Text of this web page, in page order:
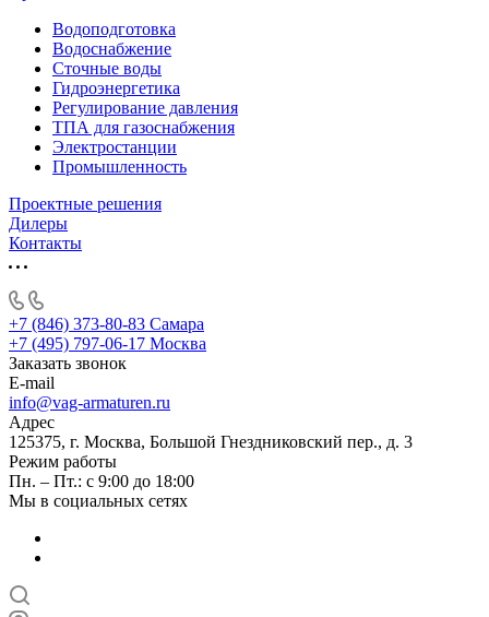
Водоподготовка
Водоснабжение
Сточные воды
Гидроэнергетика
Регулирование давления
ТПА для газоснабжения
Электростанции
Промышленность
Проектные решения
Дилеры
Контакты
+7 (846) 373-80-83 Самара
+7 (495) 797-06-17 Москва
Заказать звонок
E-mail
info@vag-armaturen.ru
Адрес
125375, г. Москва, Большой Гнездниковский пер., д. 3
Режим работы
Пн. – Пт.: с 9:00 до 18:00
Мы в социальных сетях